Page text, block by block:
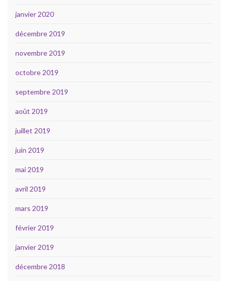
janvier 2020
décembre 2019
novembre 2019
octobre 2019
septembre 2019
août 2019
juillet 2019
juin 2019
mai 2019
avril 2019
mars 2019
février 2019
janvier 2019
décembre 2018